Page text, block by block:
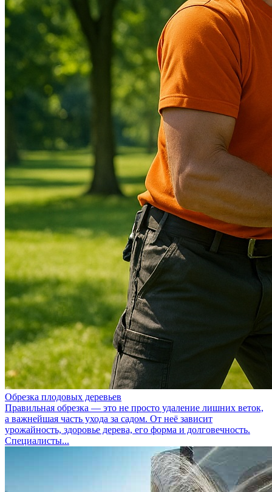
Обрезка плодовых деревьев
Правильная обрезка — это не просто удаление лишних веток,
а важнейшая часть ухода за садом. От неё зависит
урожайность, здоровье дерева, его форма и долговечность.
Специалисты...